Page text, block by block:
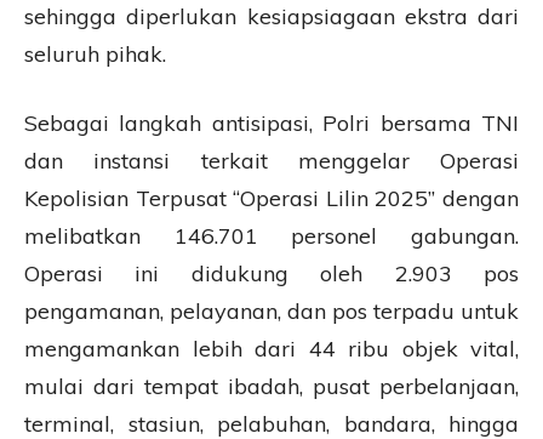
sehingga diperlukan kesiapsiagaan ekstra dari
seluruh pihak.
Sebagai langkah antisipasi, Polri bersama TNI
dan instansi terkait menggelar Operasi
Kepolisian Terpusat “Operasi Lilin 2025” dengan
melibatkan 146.701 personel gabungan.
Operasi ini didukung oleh 2.903 pos
pengamanan, pelayanan, dan pos terpadu untuk
mengamankan lebih dari 44 ribu objek vital,
mulai dari tempat ibadah, pusat perbelanjaan,
terminal, stasiun, pelabuhan, bandara, hingga